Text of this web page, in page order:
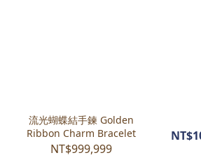
流光蝴蝶結手鍊 Golden
Ribbon Charm Bracelet
NT$999,999